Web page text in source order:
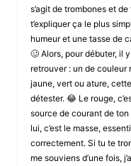
s’agit de trombones et
t’expliquer ça le plus
humeur et une tasse de
🥴 Alors, pour débuter, il
retrouver : un de couleur
jaune, vert ou ature,
détester. 😂 Le rouge,
source de courant de
lui, c’est le masse,
correctement. Si tu te
me souviens d’une fois,